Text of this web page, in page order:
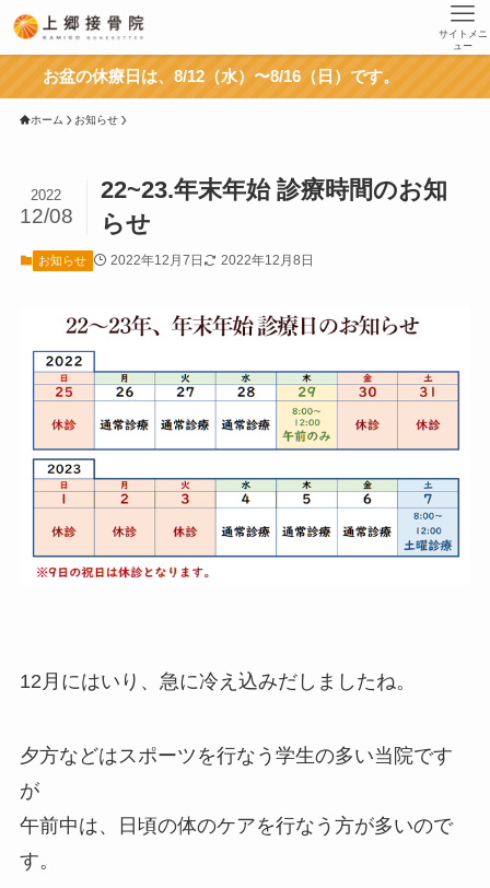
サイトメニ
ュー
お盆の休療日は、8/12（水）〜8/16（日）です。
ホーム お知らせ
22~23.年末年始 診療時間のお知
らせ
2022
12/08
お知らせ 2022年12月7日 2022年12月8日
12月にはいり、急に冷え込みだしましたね。
夕方などはスポーツを行なう学生の多い当院です
が
午前中は、日頃の体のケアを行なう方が多いので
す。